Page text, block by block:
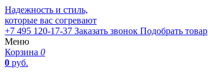
Надежность и стиль,
которые вас согревают
+7 495 120-17-37 Заказать звонок Подобрать товар
Меню
Корзина 0
0 руб.